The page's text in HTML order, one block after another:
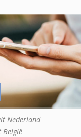
Nederland
België